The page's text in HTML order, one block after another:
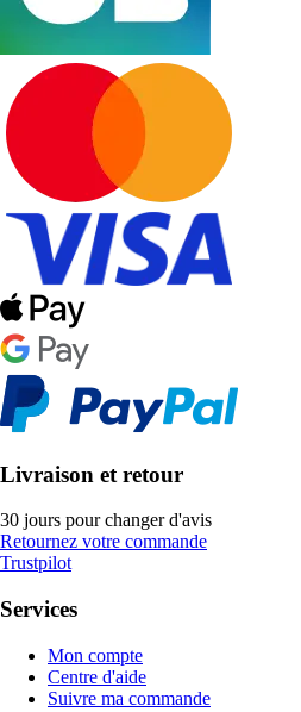
Livraison et retour
30 jours pour changer d'avis
Retournez votre commande
Trustpilot
Services
Mon compte
Centre d'aide
Suivre ma commande